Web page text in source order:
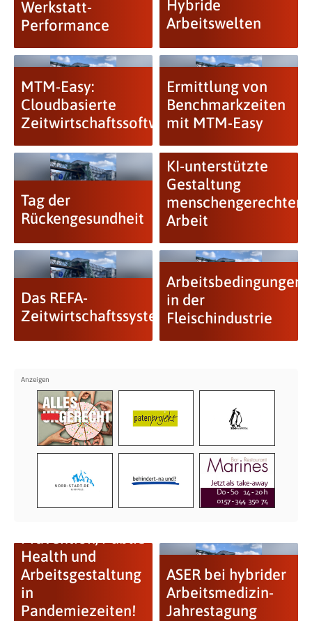
Werkstatt-
Performance
Hybride
Arbeitswelten
MTM-Easy:
Cloudbasierte
Zeitwirtschaftssoftware
Ermittlung von
Benchmarkzeiten
mit MTM-Easy
Tag der
Rückengesundheit
KI-unterstützte
Gestaltung
menschengerechter
Arbeit
Das REFA-
Zeitwirtschaftssystem
Arbeitsbedingungen
in der
Fleischindustrie
Health und
Arbeitsgestaltung
in
Pandemiezeiten!
ASER bei hybrider
Arbeitsmedizin-
Jahrestagung